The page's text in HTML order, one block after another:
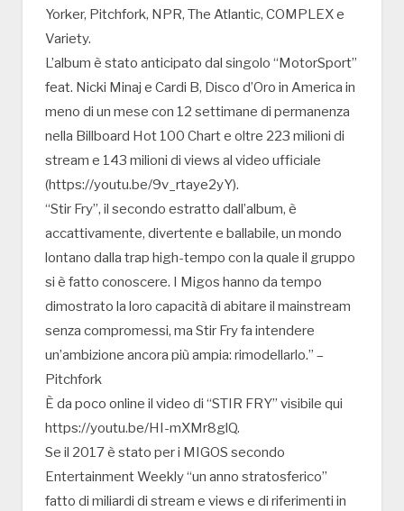
Yorker, Pitchfork, NPR, The Atlantic, COMPLEX e
Variety.
L’album è stato anticipato dal singolo “MotorSport”
feat. Nicki Minaj e Cardi B, Disco d’Oro in America in
meno di un mese con 12 settimane di permanenza
nella Billboard Hot 100 Chart e oltre 223 milioni di
stream e 143 milioni di views al video ufficiale
(https://youtu.be/9v_rtaye2yY).
“Stir Fry”, il secondo estratto dall’album, è
accattivamente, divertente e ballabile, un mondo
lontano dalla trap high-tempo con la quale il gruppo
si è fatto conoscere. I Migos hanno da tempo
dimostrato la loro capacità di abitare il mainstream
senza compromessi, ma Stir Fry fa intendere
un’ambizione ancora più ampia: rimodellarlo.” –
Pitchfork
È da poco online il video di “STIR FRY” visibile qui
https://youtu.be/HI-mXMr8glQ.
Se il 2017 è stato per i MIGOS secondo
Entertainment Weekly “un anno stratosferico”
fatto di miliardi di stream e views e di riferimenti in